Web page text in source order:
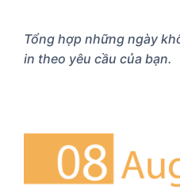
Tổng hợp những ngày
in theo yêu cầu của bạn.